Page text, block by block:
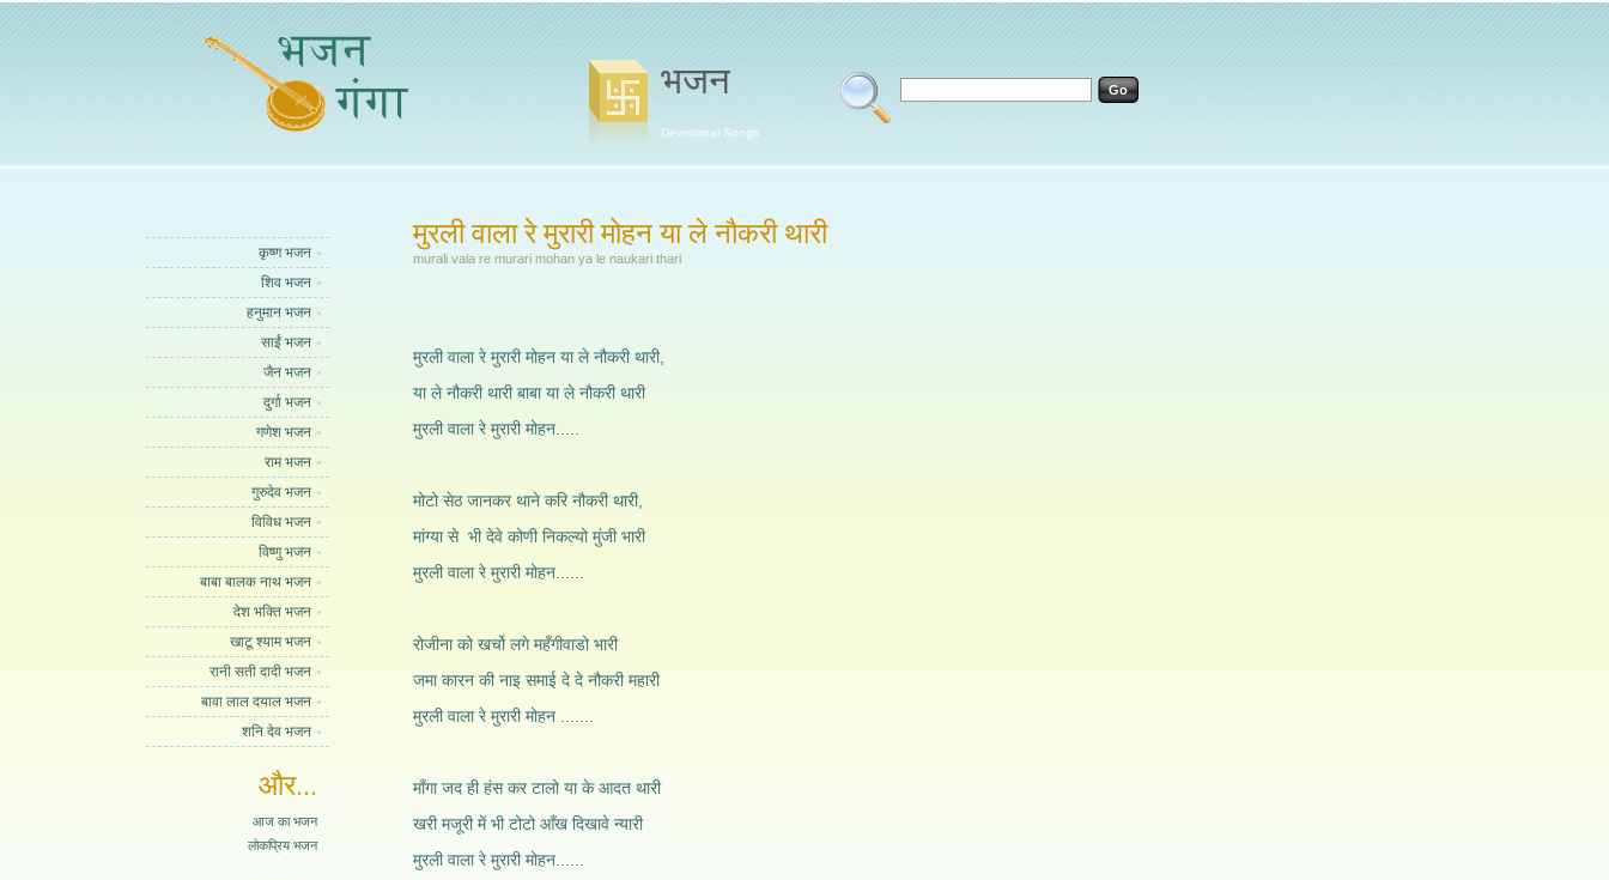
भजन
Devotional Songs
कृष्ण भजन
शिव भजन
हनुमान भजन
साईं भजन
जैन भजन
दुर्गा भजन
गणेश भजन
राम भजन
गुरुदेव भजन
विविध भजन
विष्णु भजन
बाबा बालक नाथ भजन
देश भक्ति भजन
खाटू श्याम भजन
रानी सती दादी भजन
बावा लाल दयाल भजन
शनि देव भजन
और...
आज का भजन
लोकप्रिय भजन
मुरली वाला रे मुरारी मोहन या ले नौकरी थारी
murali vala re murari mohan ya le naukari thari
मुरली वाला रे मुरारी मोहन या ले नौकरी थारी,
या ले नौकरी थारी बाबा या ले नौकरी थारी
मुरली वाला रे मुरारी मोहन.....
मोटो सेठ जानकर थाने करि नौकरी थारी,
मांग्या से भी देवे कोणी निकल्यो मुंजी भारी
मुरली वाला रे मुरारी मोहन......
रोजीना को खर्चो लगे महँगीवाडो भारी
जमा कारन की नाइ समाई दे दे नौकरी महारी
मुरली वाला रे मुरारी मोहन .......
माँगा जद ही हंस कर टालो या के आदत थारी
खरी मजूरी में भी टोटो आँख दिखावे न्यारी
मुरली वाला रे मुरारी मोहन......